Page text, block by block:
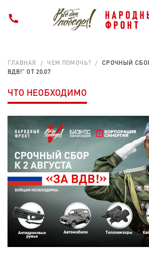
ГЛАВНАЯ ЧЕМ ПОМОЧЬ?
СРОЧНЫЙ
ВДВ!" ОТ 20.07
ЧТО НЕОБХОДИМО